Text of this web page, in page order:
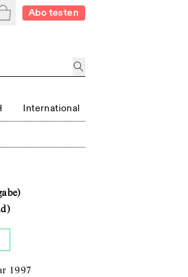
WarenkorbAbo testen
International
1997